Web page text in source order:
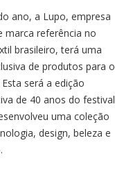
ano, a Lupo, empresa
marca referência no
brasileiro, terá uma
de produtos para o
será a edição
de 40 anos do festival
uma coleção
design, beleza e